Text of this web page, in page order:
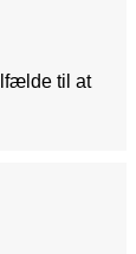
til at